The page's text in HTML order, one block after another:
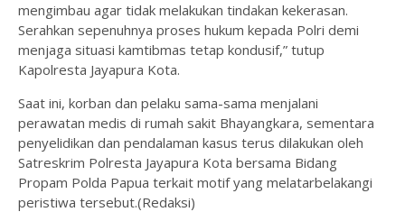
mengimbau agar tidak melakukan tindakan kekerasan.
Serahkan sepenuhnya proses hukum kepada Polri demi
menjaga situasi kamtibmas tetap kondusif,” tutup
Kapolresta Jayapura Kota.
‎Saat ini, korban dan pelaku sama-sama menjalani
perawatan medis di rumah sakit Bhayangkara, sementara
penyelidikan dan pendalaman kasus terus dilakukan oleh
Satreskrim Polresta Jayapura Kota bersama Bidang
Propam Polda Papua terkait motif yang melatarbelakangi
peristiwa tersebut.(Redaksi)